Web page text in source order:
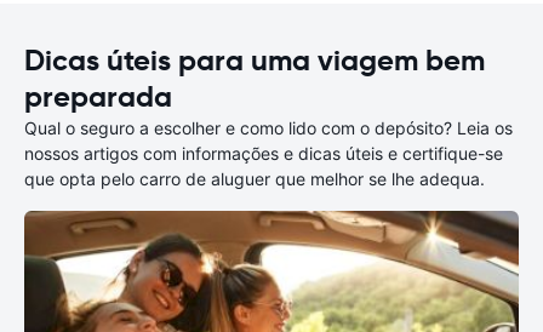
Dicas úteis para uma viagem bem
preparada
Qual o seguro a escolher e como lido com o depósito? Leia os
nossos artigos com informações e dicas úteis e certifique-se
que opta pelo carro de aluguer que melhor se lhe adequa.